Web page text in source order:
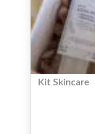
Kit Skincare